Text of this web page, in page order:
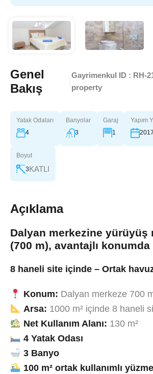
Genel
Bakış
Gayrimenkul ID : RH-
property
Yatak Odaları
4
Banyolar
3
Garaj
1
Yapım
2017
Boyut
3KATLI
Açıklama
Dalyan merkezine yürüyüş
(700 m), avantajlı konumda
8 haneli site içinde – Ortak
Konum: Dalyan merkeze 700
Arsa: 1000 m² içinde 8 haneli
Net Kullanım Alanı: 130 m²
4 Yatak Odası
3 Banyo
100 m² ortak kullanımlı